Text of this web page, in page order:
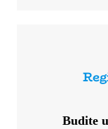
Budite